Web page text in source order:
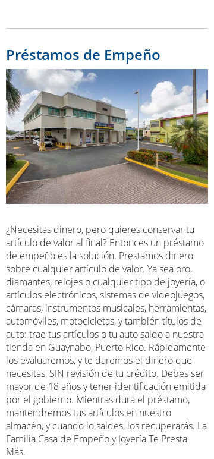
Préstamos de Empeño
¿Necesitas dinero, pero quieres conservar tu
artículo de valor al final? Entonces un préstamo
de empeño es la solución. Prestamos dinero
sobre cualquier artículo de valor. Ya sea oro,
diamantes, relojes o cualquier tipo de joyería, o
artículos electrónicos, sistemas de videojuegos,
cámaras, instrumentos musicales, herramientas,
automóviles, motocicletas, y también títulos de
auto: trae tus artículos o tu auto saldo a nuestra
tienda en Guaynabo, Puerto Rico. Rápidamente
los evaluaremos, y te daremos el dinero que
necesitas, SIN revisión de tu crédito. Debes ser
mayor de 18 años y tener identificación emitida
por el gobierno. Mientras dura el préstamo,
mantendremos tus artículos en nuestro
almacén, y cuando lo saldes, los recuperarás. La
Familia Casa de Empeño y Joyería Te Presta
Más.